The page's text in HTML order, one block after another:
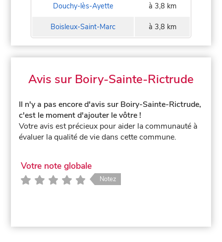
Douchy-lès-Ayette à 3,8 km
Boisleux-Saint-Marc à 3,8 km
Avis sur Boiry-Sainte-Rictrude
Il n'y a pas encore d'avis sur Boiry-Sainte-Rictrude,
c'est le moment d'ajouter le vôtre !
Votre avis est précieux pour aider la communauté à
évaluer la qualité de vie dans cette commune.
Votre note globale
Notez